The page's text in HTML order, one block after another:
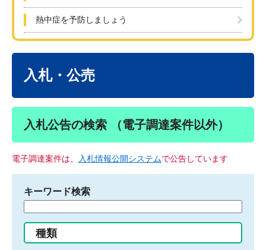
熱中症を予防しましょう
入札・公売
入札公告の検索 （電子調達案件以外）
電子調達案件は、 入札情報公開システムで公告しています
キーワード検索
る
種類